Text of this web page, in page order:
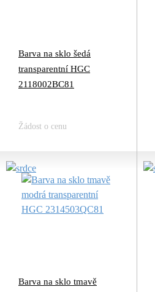
Barva na sklo šedá
transparentní HGC
2118002BC81
Žádost o cenu
Barva na sklo tmavě